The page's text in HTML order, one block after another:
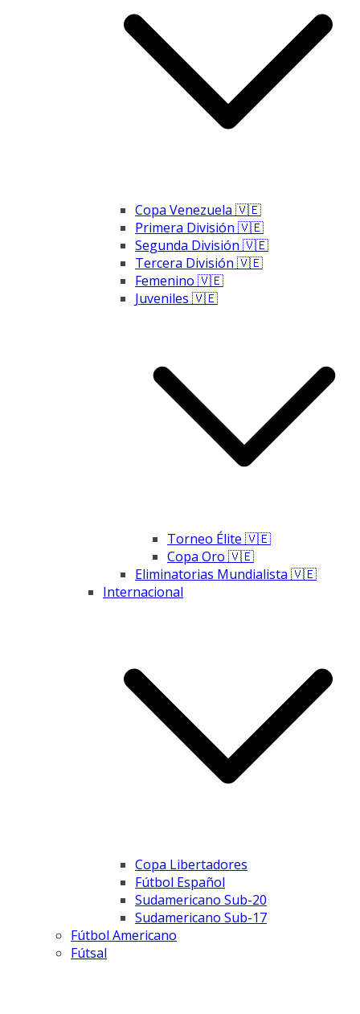
Copa Venezuela 🇻🇪
Primera División 🇻🇪
Segunda División 🇻🇪
Tercera División 🇻🇪
Femenino 🇻🇪
Juveniles 🇻🇪
Torneo Élite 🇻🇪
Copa Oro 🇻🇪
Eliminatorias Mundialista 🇻🇪
Internacional
Copa Libertadores
Fútbol Español
Sudamericano Sub-20
Sudamericano Sub-17
Fútbol Americano
Fútsal